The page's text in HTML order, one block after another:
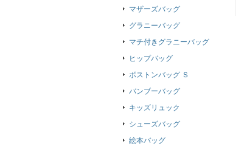
マザーズバッグ
グラニーバッグ
マチ付きグラニーバッグ
ヒップバッグ
ボストンバッグ Ｓ
バンブーバッグ
キッズリュック
シューズバッグ
絵本バッグ